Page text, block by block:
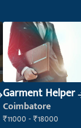
Garment Helper
Coimbatore
₹11000 - ₹18000